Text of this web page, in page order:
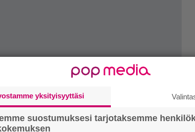
yksityisyyttäsi
suostumuksesi tarjotaksemme